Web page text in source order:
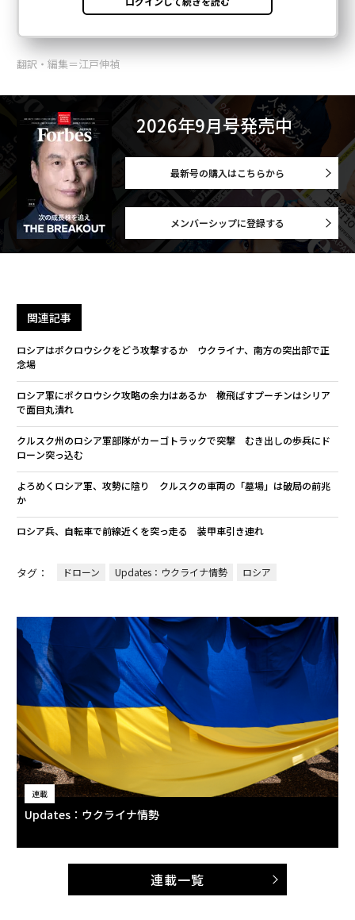
翻訳・編集＝江戸伸禎
2026年9月号発売中
最新号の購入はこちらから
メンバーシップに登録する
関連記事
ロシアはポクロウシクをどう攻撃するか ウクライナ、南方の突出部で正
念場
ロシア軍にポクロウシク攻略の余力はあるか 檄飛ばすプーチンはシリア
で面目丸潰れ
クルスク州のロシア軍部隊がカーゴトラックで突撃 むき出しの歩兵にド
ローン突っ込む
よろめくロシア軍、攻勢に陰り クルスクの車両の「墓場」は破局の前兆
か
ロシア兵、自転車で前線近くを突っ走る 装甲車引き連れ
タグ： ドローン Updates：ウクライナ情勢 ロシア
連載
Updates：ウクライナ情勢
連載一覧